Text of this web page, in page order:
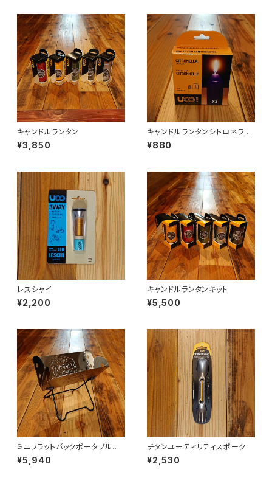
キャンドルランタン
¥3,850
キャンドルランタンシトロネラス
ペアキャンドル
¥880
レスシャイ
¥2,200
キャンドルランタンキット
¥5,500
ミニフラットパックポータブルグ
リル＆ファイヤーピット
¥5,940
チタンユーティリティスポーク
¥2,530